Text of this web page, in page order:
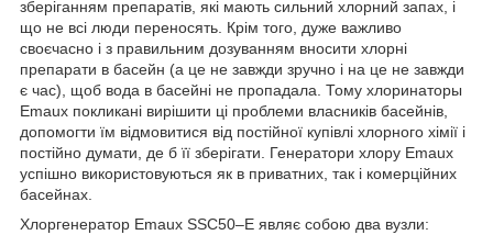
зберіганням препаратів, які мають сильний хлорний запах, і
що не всі люди переносять. Крім того, дуже важливо
своєчасно і з правильним дозуванням вносити хлорні
препарати в басейн (а це не завжди зручно і на це не завжди
є час), щоб вода в басейні не пропадала. Тому хлоринаторы
Emaux покликані вирішити ці проблеми власників басейнів,
допомогти їм відмовитися від постійної купівлі хлорного хімії і
постійно думати, де б її зберігати. Генератори хлору Emaux
успішно використовуються як в приватних, так і комерційних
басейнах.
Хлоргенератор Emaux SSC50–E являє собою два вузли: